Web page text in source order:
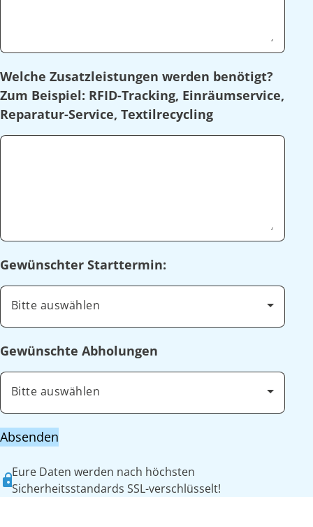
Welche Zusatzleistungen werden benötigt?
Zum Beispiel: RFID-Tracking, Einräumservice,
Reparatur-Service, Textilrecycling
Gewünschter Starttermin:
Bitte auswählen
Gewünschte Abholungen
Bitte auswählen
Absenden
Eure Daten werden nach höchsten
Sicherheitsstandards SSL-verschlüsselt!